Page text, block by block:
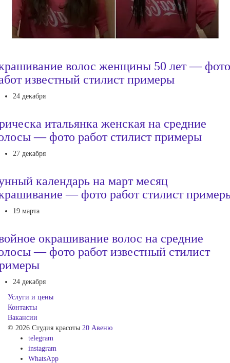
волос женщины 50 лет — фото
известный стилист примеры
24 декабря
итальянка женская на средние
— фото работ стилист примеры
27 декабря
календарь на март месяц
— фото работ стилист
19 марта
окрашивание волос на средние
— фото работ известный стилист
24 декабря
Услуги и цены
Контакты
Вакансии
© 2026 Студия красоты 20 Авеню
telegram
instagram
WhatsApp